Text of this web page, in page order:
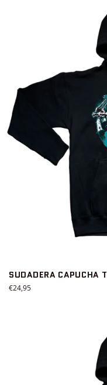
SUDADERA CAPUCHA
Precio
€24,95